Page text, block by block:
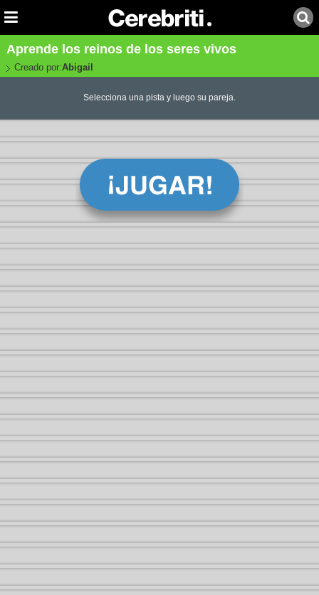
Aprende los reinos de los seres vivos
Creado por:Abigail
Selecciona una pista y luego su pareja.